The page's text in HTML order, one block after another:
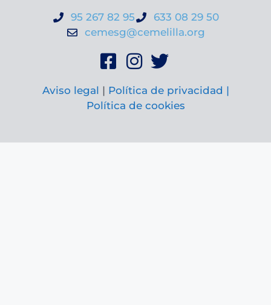
95 267 82 95
633 08 29 50
cemesg@cemelilla.org
Aviso legal | Política de privacidad |
Política de cookies